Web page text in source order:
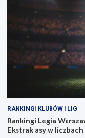
RANKINGI KLUBÓW I LIG
Rankingi Legia
Ekstraklasy w liczbach